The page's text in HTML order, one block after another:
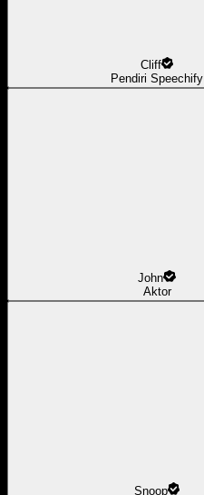
Cliff
Pendiri Speechify
John
Aktor
Snoop